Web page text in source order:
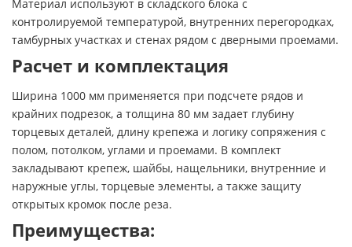
Материал используют в складского блока с
контролируемой температурой, внутренних перегородках,
тамбурных участках и стенах рядом с дверными проемами.
Расчет и комплектация
Ширина 1000 мм применяется при подсчете рядов и
крайних подрезок, а толщина 80 мм задает глубину
торцевых деталей, длину крепежа и логику сопряжения с
полом, потолком, углами и проемами. В комплект
закладывают крепеж, шайбы, нащельники, внутренние и
наружные углы, торцевые элементы, а также защиту
открытых кромок после реза.
Преимущества: